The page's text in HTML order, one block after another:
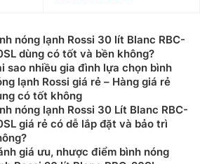
nóng lạnh Rossi 30 lít Blanc RBC-
dùng có tốt và bền không?
sao nhiều gia đình lựa chọn bình
lạnh Rossi giá rẻ – Hàng giá rẻ
có tốt không
nóng lạnh Rossi 30 Lít Blanc RBC-
giá rẻ có dễ lắp đặt và bảo trì
giá ưu, nhược điểm bình nóng